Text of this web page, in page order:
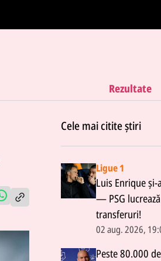
Rezultate
Cele mai citite știri
Ligue 1
Luis Enrique
— PSG
transferuri!
02 aug. 2026,
Peste 80.000